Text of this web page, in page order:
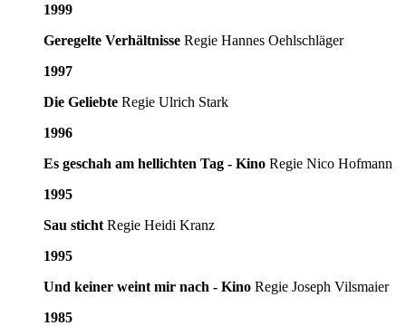
1999
Geregelte Verhältnisse Regie Hannes Oehlschläger
1997
Die Geliebte Regie Ulrich Stark
1996
Es geschah am hellichten Tag - Kino Regie Nico Hofmann
1995
Sau sticht Regie Heidi Kranz
1995
Und keiner weint mir nach - Kino Regie Joseph Vilsmaier
1985